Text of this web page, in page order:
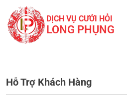
DỊCH VỤ CƯỚI HỎI
LONG PHỤNG
Hỗ Trợ Khách Hàng